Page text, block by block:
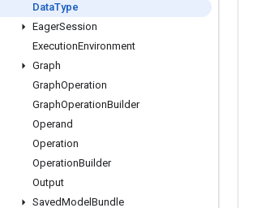
DataType
EagerSession
ExecutionEnvironment
Graph
GraphOperation
GraphOperationBuilder
Operand
Operation
OperationBuilder
Output
SavedModel Bundle